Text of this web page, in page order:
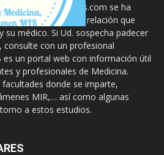
en CasiMedicos.com se ha
no substituir, la relación que
su médico. Si Ud. sospecha padecer
consulte con un profesional
es un portal web con información útil
y profesionales de Medicina.
donde se imparte,
MIR,… así como algunas
a estos estudios.